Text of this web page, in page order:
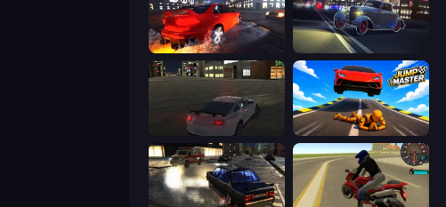
Jump Master: Car Racing